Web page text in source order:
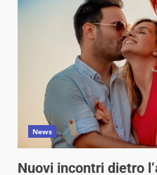
News
Nuovi incontri dietro